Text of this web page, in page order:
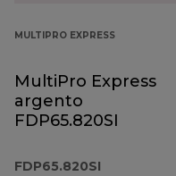
MULTIPRO EXPRESS
MultiPro Express
argento
FDP65.820SI
FDP65.820SI